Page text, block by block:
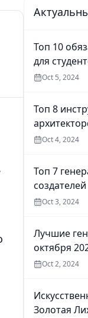
Топ 10
для
Oct 5, 2024
Топ 8
Oct 4, 2024
Топ 7
Oct 3, 2024
Лучшие
октября
Oct 2, 2024
Золотая